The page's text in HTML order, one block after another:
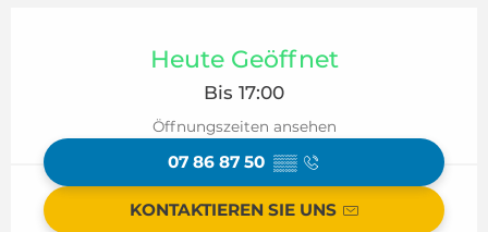
Heute Geöffnet
Bis 17:00
Öffnungszeiten ansehen
07 86 87 50 ▒▒
KONTAKTIEREN SIE UNS